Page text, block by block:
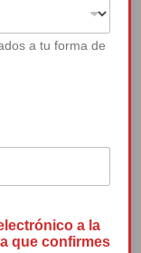
a tu forma de
a la
que confirmes